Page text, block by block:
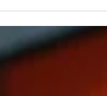
持枪证怎么考 ”这一问题所涉及
和实际考核程序。
...